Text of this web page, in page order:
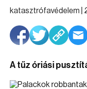
katasztrófavédelem |
A tűz óriási